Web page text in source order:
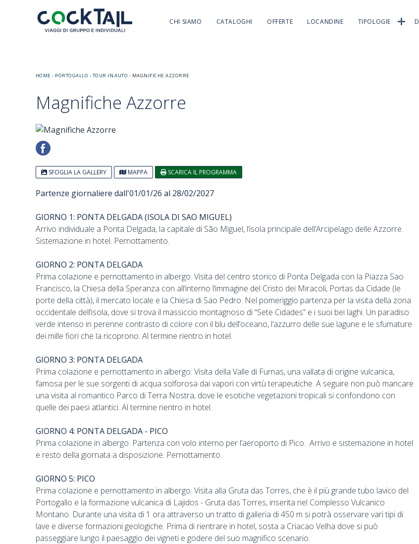
CHI SIAMO CATALOGHI OFFERTE LOCANDINE TIPOLOGIE
HOME - PORTOGALLO - TOUR IN AUTO - MAGNIFICHE AZZORRE
Magnifiche Azzorre
SFOGLIA LA GALLERY MAPPA SCARICA IL PROGRAMMA
Partenze giornaliere dall'01/01/26 al 28/02/2027
GIORNO 1: PONTA DELGADA (ISOLA DI SAO MIGUEL)
Arrivo individuale a Ponta Delgada, la capitale di São Miguel, l’isola principale dell’Arcipelago delle Azzorre.
Sistemazione in hotel. Pernottamento.
GIORNO 2: PONTA DELGADA
Prima colazione e pernottamento in albergo. Visita del centro storico di Ponta Delgada con la Piazza Sao
Francisco, la Chiesa della Speranza con all’interno l’immagine del Cristo dei Miracoli, Portas da Cidade (le
porte della città), il mercato locale e la Chiesa di Sao Pedro. Nel pomeriggio partenza per la visita della zona
occidentale dell’isola, dove si trova il massiccio montagnoso di “Sete Cidades” e i suoi bei laghi. Un paradiso
verde intenso in perenne contrasto di colore con il blu dell’oceano, l’azzurro delle sue lagune e le sfumature
dei mille fiori che la ricoprono. Al termine rientro in hotel.
GIORNO 3: PONTA DELGADA
Prima colazione e pernottamento in albergo. Visita della Valle di Furnas, una vallata di origine vulcanica,
famosa per le sue sorgenti di acqua solforosa dai vapori con virtù terapeutiche. A seguire non può mancare
una visita al romantico Parco di Terra Nostra, dove le esotiche vegetazioni tropicali si confondono con
quelle dei paesi atlantici. Al termine rientro in hotel.
GIORNO 4: PONTA DELGADA - PICO
Prima colazione in albergo. Partenza con volo interno per l’aeroporto di Pico. Arrivo e sistemazione in hotel
e resto della giornata a disposizione. Pernottamento.
GIORNO 5: PICO
Prima colazione e pernottamento in albergo. Visita alla Gruta das Torres, che è il più grande tubo lavico del
Portogallo e la formazione vulcanica di Lajidos - Gruta das Torres, inserita nel Complesso Vulcanico
Montano. Durante una visita di 1 ora attraverso un tratto di galleria di 450 m si potrà osservare vari tipi di
lave e diverse formazioni geologiche. Prima di rientrare in hotel, sosta a Criacao Velha dove si può
passeggiare lungo il paesaggio dei vigneti e godere del suo magnifico scenario.